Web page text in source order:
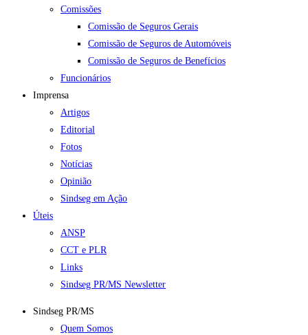
Comissões
Comissão de Seguros Gerais
Comissão de Seguros de Automóveis
Comissão de Seguros de Benefícios
Funcionários
Imprensa
Artigos
Editorial
Fotos
Notícias
Opinião
Sindseg em Ação
Úteis
ANSP
CCT e PLR
Links
Sindseg PR/MS Newsletter
Sindseg PR/MS
Quem Somos